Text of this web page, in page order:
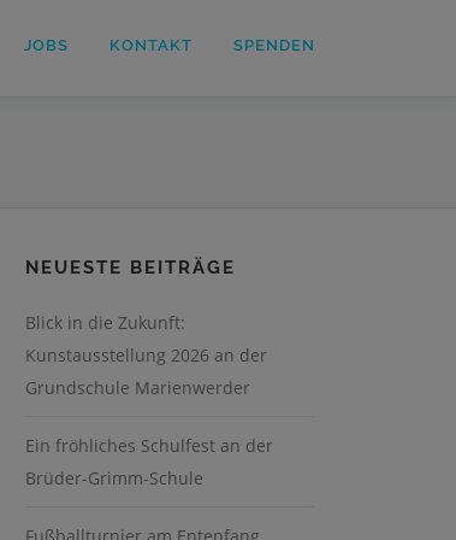
JOBS KONTAKT SPENDEN
NEUESTE BEITRÄGE
Blick in die Zukunft:
Kunstausstellung 2026 an der
Grundschule Marienwerder
Ein fröhliches Schulfest an der
Brüder-Grimm-Schule